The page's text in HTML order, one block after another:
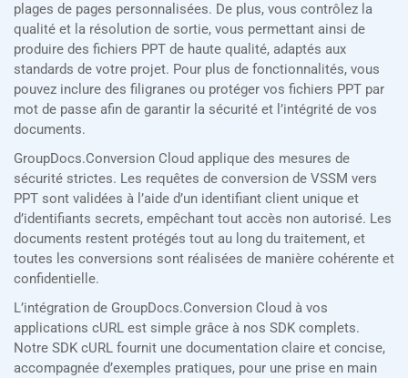
plages de pages personnalisées. De plus, vous contrôlez la
qualité et la résolution de sortie, vous permettant ainsi de
produire des fichiers PPT de haute qualité, adaptés aux
standards de votre projet. Pour plus de fonctionnalités, vous
pouvez inclure des filigranes ou protéger vos fichiers PPT par
mot de passe afin de garantir la sécurité et l’intégrité de vos
documents.
GroupDocs.Conversion Cloud applique des mesures de
sécurité strictes. Les requêtes de conversion de VSSM vers
PPT sont validées à l’aide d’un identifiant client unique et
d’identifiants secrets, empêchant tout accès non autorisé. Les
documents restent protégés tout au long du traitement, et
toutes les conversions sont réalisées de manière cohérente et
confidentielle.
L’intégration de GroupDocs.Conversion Cloud à vos
applications cURL est simple grâce à nos SDK complets.
Notre SDK cURL fournit une documentation claire et concise,
accompagnée d’exemples pratiques, pour une prise en main